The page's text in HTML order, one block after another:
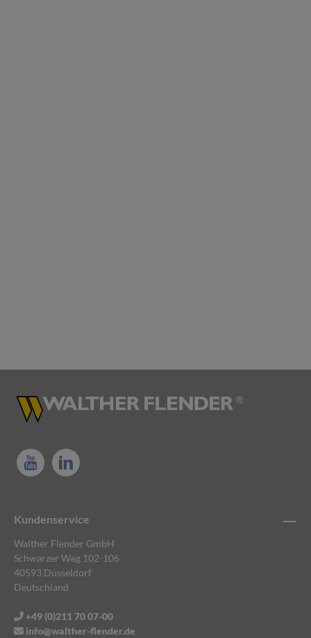
Kundenservice
Walther Flender GmbH
Schwarzer Weg 102-106
40593 Düsseldorf
Deutschland
+49 (0)211 70 07-00
info@walther-flender.de